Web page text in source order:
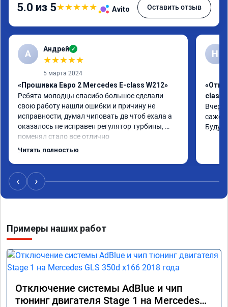
5.0 из 5★★★★★ Avito Оставить отзыв
А Андрей ✓
★★★★★
5 марта 2024
«Прошивка Евро 2 Mercedes E-class W212»
Ребята молодцы спасибо большое сделали
свою работу нашли ошибки и причину не
исправности, думал чиповать дв чтоб ехала а
оказалось не исправен регулятор турбины,
поменял стало все отлично
Читать полностью
Н
class
Вчера
Буду
‹ ›
Примеры наших работ
Отключение системы AdBlue и чип
тюнинг двигателя Stage 1 на Mercedes